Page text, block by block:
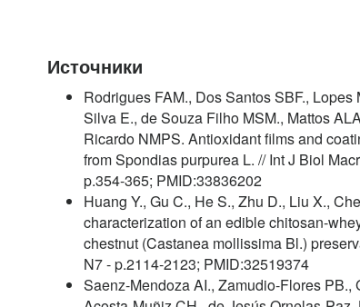
Источники
Rodrigues FAM., Dos Santos SBF.,
Silva E., de Souza Filho MSM., Mattos
Ricardo NMPS. Antioxidant films and
from Spondias purpurea L. // Int J Biol
p.354-365; PMID:33836202
Huang Y., Gu C., He S., Zhu D., Liu X.,
characterization of an edible chitosan-
chestnut (Castanea mollissima Bl.)
N7 - p.2114-2123; PMID:32519374
Saenz-Mendoza AI., Zamudio-Flores PB.,